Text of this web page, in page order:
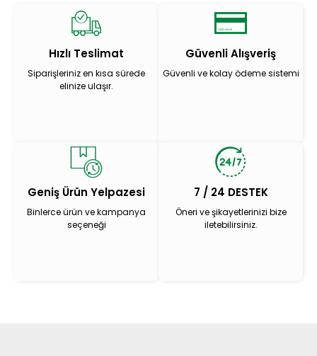
Hızlı Teslimat
Siparişleriniz en kısa sürede
elinize ulaşır.
Güvenli Alışveriş
Güvenli ve kolay ödeme sistemi
Geniş Ürün Yelpazesi
Binlerce ürün ve kampanya
seçeneği
7 / 24 DESTEK
Öneri ve şikayetlerinizi bize
iletebilirsiniz.